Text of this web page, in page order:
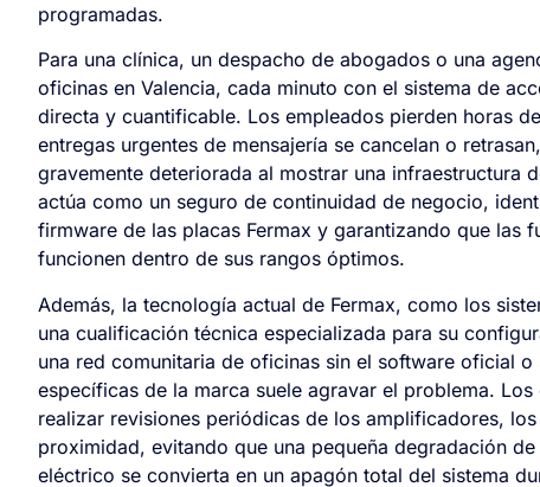
programadas.
Para una clínica, un despacho de abogados o una
oficinas en Valencia, cada minuto con el sistema de
directa y cuantificable. Los empleados pierden horas
entregas urgentes de mensajería se cancelan o
gravemente deteriorada al mostrar una infraestructura
actúa como un seguro de continuidad de negocio,
firmware de las placas Fermax y garantizando que las
funcionen dentro de sus rangos óptimos.
Además, la tecnología actual de Fermax, como los
una cualificación técnica especializada para su
una red comunitaria de oficinas sin el software oficial
específicas de la marca suele agravar el problema.
realizar revisiones periódicas de los amplificadores,
proximidad, evitando que una pequeña degradación
eléctrico se convierta en un apagón total del sistema